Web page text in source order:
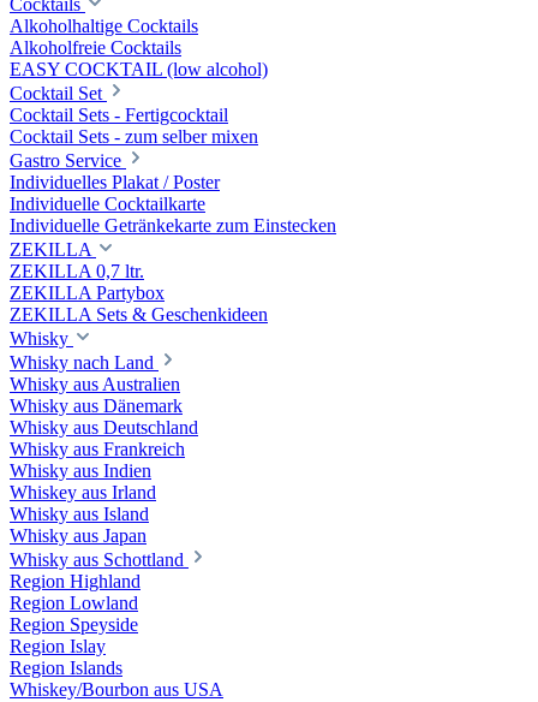
Cocktails
Alkoholhaltige Cocktails
Alkoholfreie Cocktails
EASY COCKTAIL (low alcohol)
Cocktail Set
Cocktail Sets - Fertigcocktail
Cocktail Sets - zum selber mixen
Gastro Service
Individuelles Plakat / Poster
Individuelle Cocktailkarte
Individuelle Getränkekarte zum Einstecken
ZEKILLA
ZEKILLA 0,7 ltr.
ZEKILLA Partybox
ZEKILLA Sets & Geschenkideen
Whisky
Whisky nach Land
Whisky aus Australien
Whisky aus Dänemark
Whisky aus Deutschland
Whisky aus Frankreich
Whisky aus Indien
Whiskey aus Irland
Whisky aus Island
Whisky aus Japan
Whisky aus Schottland
Region Highland
Region Lowland
Region Speyside
Region Islay
Region Islands
Whiskey/Bourbon aus USA